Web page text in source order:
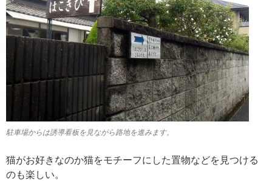
駐車場からは誘導看板を見ながら路地を進みます。
猫がお好きなのか猫をモチーフにした置物などを見つける
のも楽しい。